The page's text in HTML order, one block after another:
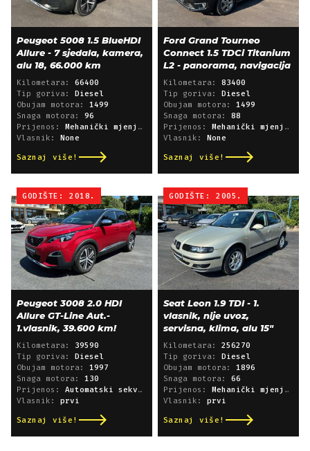
Peugeot 5008 1.5 BlueHDI
Allure - 7 sjedala, kamera,
alu 18, 66.000 km
Kilometara: 66400
Tip goriva: Diesel
Obujam motora: 1499
Snaga motora: 96
Prijenos: Mehanički mjenjač
Vlasnik: None
Saznaj više!
Ford Grand Tourneo
Connect 1.5 TDCi Titanium
L2 - panorama, navigacija
Kilometara: 83400
Tip goriva: Diesel
Obujam motora: 1499
Snaga motora: 88
Prijenos: Mehanički mjenjač
Vlasnik: None
Saznaj više!
GODIŠTE: 2018.
Peugeot 3008 2.0 HDI
Allure GT-Line Aut.-
1.vlasnik, 39.600 km!
Kilometara: 39590
Tip goriva: Diesel
Obujam motora: 1997
Snaga motora: 130
Prijenos: Automatski sekvencijski
Vlasnik: prvi
Saznaj više!
GODIŠTE: 2005.
Seat Leon 1.9 TDI - 1.
vlasnik, nije uvoz,
servisna, klima, alu 15"
Kilometara: 256270
Tip goriva: Diesel
Obujam motora: 1896
Snaga motora: 66
Prijenos: Mehanički mjenjač
Vlasnik: prvi
Saznaj više!